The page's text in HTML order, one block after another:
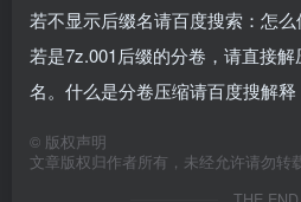
若不显示后缀名请百度搜索：怎么
若是7z.001后缀的分卷，请直接
名。什么是分卷压缩请百度搜解释
© 版权声明
文章版权归作者所有，未经允许请勿转载